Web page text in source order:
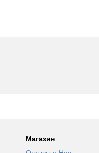
Магазин